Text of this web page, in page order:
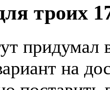
троих
придумал
на